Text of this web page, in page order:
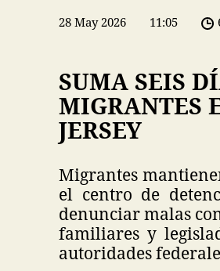
28 May 2026 11:05
SUMA SEIS
MIGRANTES
JERSEY
Migrantes
el centro de
denunciar malas
familiares y
autoridades